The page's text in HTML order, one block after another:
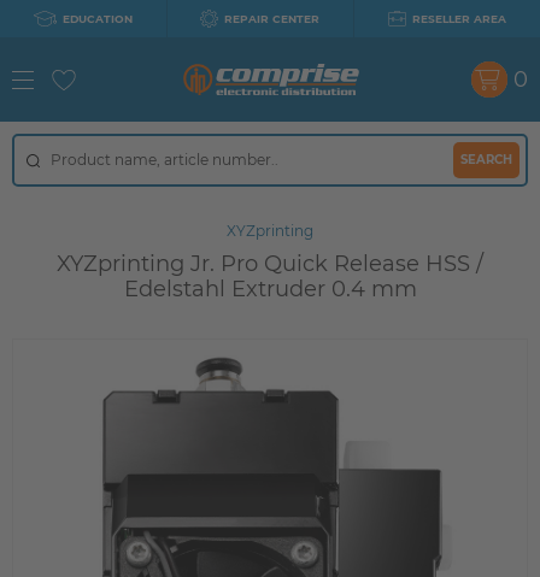
EDUCATION REPAIR CENTER RESELLER AREA
SEARCH
0
XYZprinting
XYZprinting Jr. Pro Quick Release HSS /
Edelstahl Extruder 0.4 mm